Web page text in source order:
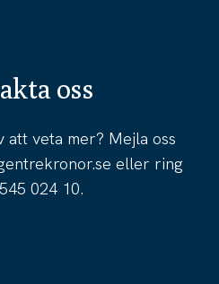
oss
att veta mer? Mejla oss
eller ring
024 10.